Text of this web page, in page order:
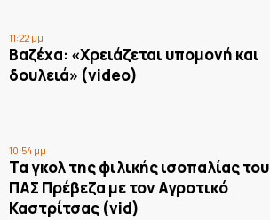
11:22 μμ
Βαζέχα: «Χρειάζεται υπομονή και
δουλειά» (video)
10:54 μμ
Τα γκολ της φιλικής ισοπαλίας του
ΠΑΣ Πρέβεζα με τον Αγροτικό
Καστρίτσας (vid)